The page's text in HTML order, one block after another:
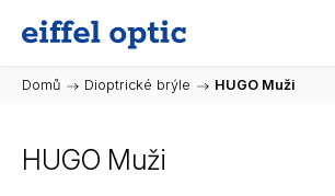
Domů / Dioptrické brýle / HUGO Muži
HUGO Muži